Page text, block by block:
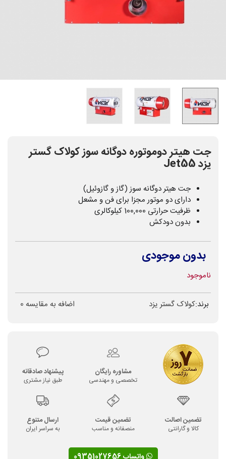
جت هیتر دوموتوره دوگانه سوز کولاک گستر
یزد Jet55
جت هیتر دوگانه سوز (گاز و گازوئیل)
دارای دو موتور مجزا برای فن و مشعل
ظرفیت حرارتی 100,000 کیلوکالری
بدون دودکش
بدون موجودی
ناموجود
برند:کولاک گستر یزد اضافه به مقایسه 0
مشاوره رایگان
تخصصی و مهندسی
پیشنهاد صادقانه
طبق نیاز مشتری
تضمین اصالت
کالا و گارانتی
تضمین قیمت
منصفانه و مناسب
ارسال متنوع
به سراسر ایران